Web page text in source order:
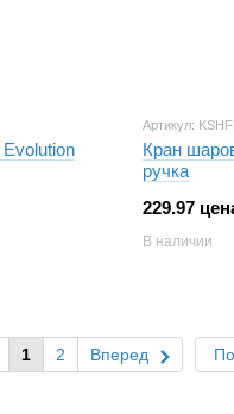
Артикул:
Кран
ручка
229.97
В наличии
1 2 Вперед